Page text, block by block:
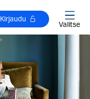
Kirjaudu
Valitse